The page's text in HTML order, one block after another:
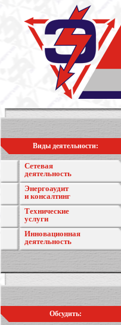
Виды деятельности:
Сетевая
деятельность
Энергоаудит
и консалтинг
Технические
услуги
Инновационная
деятельность
Обсудить: